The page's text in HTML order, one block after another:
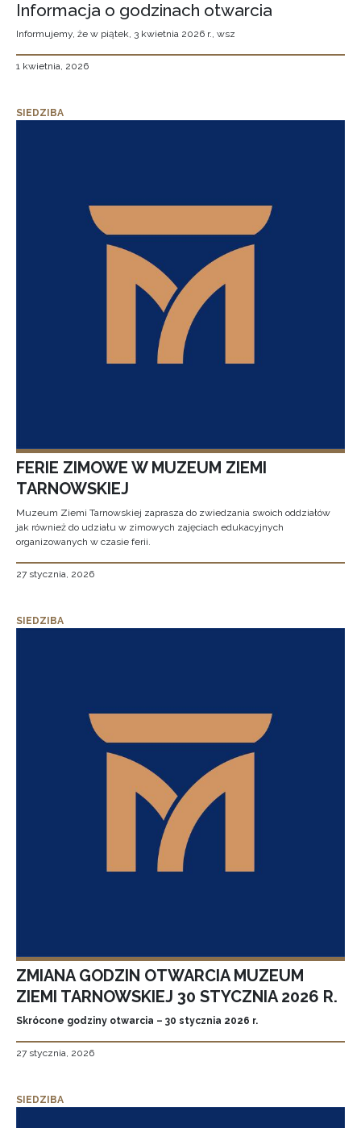
Informacja o godzinach otwarcia
Informujemy, że w piątek, 3 kwietnia 2026 r., wsz
1 kwietnia, 2026
SIEDZIBA
FERIE ZIMOWE W MUZEUM ZIEMI
TARNOWSKIEJ
Muzeum Ziemi Tarnowskiej zaprasza do zwiedzania swoich oddziałów
jak również do udziału w zimowych zajęciach edukacyjnych
organizowanych w czasie ferii.
27 stycznia, 2026
SIEDZIBA
ZMIANA GODZIN OTWARCIA MUZEUM
ZIEMI TARNOWSKIEJ 30 STYCZNIA 2026 R.
Skrócone godziny otwarcia – 30 stycznia 2026 r.
27 stycznia, 2026
SIEDZIBA